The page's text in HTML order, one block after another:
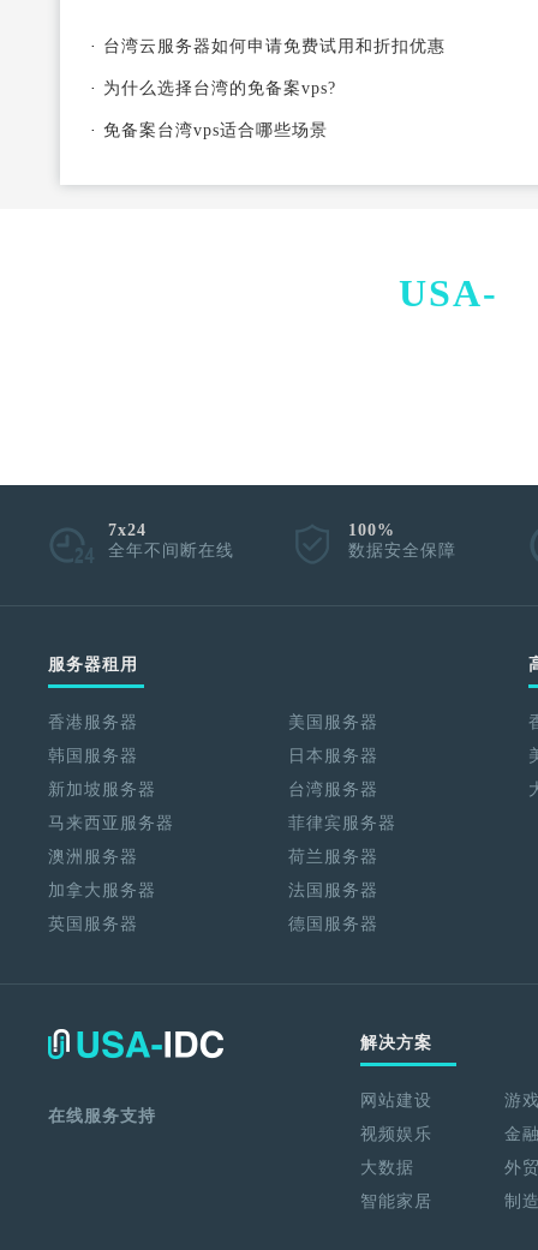
· 台湾云服务器如何申请免费试用和折扣优惠
· 为什么选择台湾的免备案vps?
· 免备案台湾vps适合哪些场景
USA-
7x24
全年不间断在线
100%
数据安全保障
服务器租用
香港服务器
美国服务器
韩国服务器
日本服务器
新加坡服务器
台湾服务器
马来西亚服务器
菲律宾服务器
澳洲服务器
荷兰服务器
加拿大服务器
法国服务器
英国服务器
德国服务器
在线服务支持
解决方案
网站建设
游
视频娱乐
金
大数据
外
智能家居
制